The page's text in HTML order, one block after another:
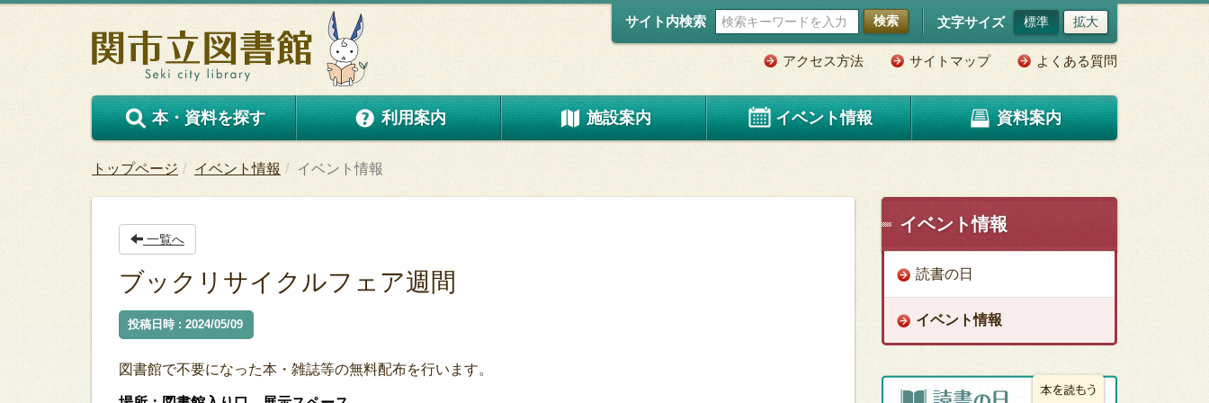
サイト内検索 検索 文字サイズ 標準 拡大
アクセス方法 サイトマップ よくある質問
本・資料を探す 利用案内 施設案内 イベント情報 資料案内
トップページ イベント情報 イベント情報
一覧へ
ブックリサイクルフェア週間
投稿日時 : 2024/05/09
図書館で不要になった本・雑誌等の無料配布を行います。
イベント情報
読書の日
イベント情報